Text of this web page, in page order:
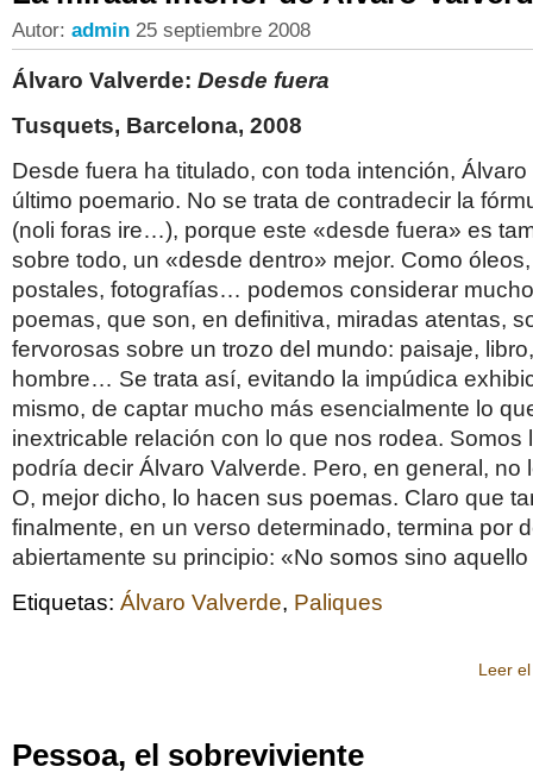
Autor: admin 25 septiembre 2008
Álvaro Valverde: Desde fuera
Tusquets, Barcelona, 2008
Desde fuera ha titulado, con toda intención,
último poemario. No se trata de contradecir la
(noli foras ire…), porque este «desde fuera» es
sobre todo, un «desde dentro» mejor. Como
postales, fotografías… podemos considerar
poemas, que son, en definitiva, miradas atentas,
fervorosas sobre un trozo del mundo: paisaje,
hombre… Se trata así, evitando la impúdica
mismo, de captar mucho más esencialmente lo
inextricable relación con lo que nos rodea. Somos
podría decir Álvaro Valverde. Pero, en general, no
O, mejor dicho, lo hacen sus poemas. Claro que
finalmente, en un verso determinado, termina por
abiertamente su principio: «No somos sino
Etiquetas: Álvaro Valverde, Paliques
Leer
Pessoa, el sobreviviente